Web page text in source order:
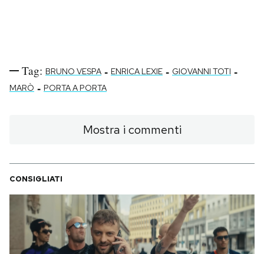
Tag: BRUNO VESPA - ENRICA LEXIE - GIOVANNI TOTI -
MARÒ - PORTA A PORTA
Mostra i commenti
CONSIGLIATI